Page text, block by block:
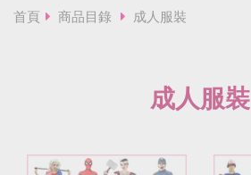
首頁 商品目錄 成人服裝
成人服裝